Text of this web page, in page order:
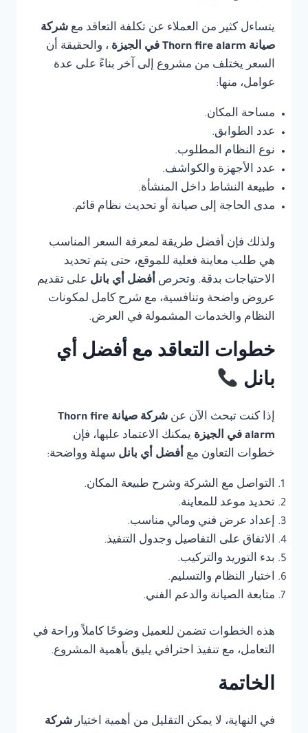
يتساءل كثير من العملاء عن تكلفة التعاقد مع شركة
صيانة Thorn fire alarm في الجيزة
، والحقيقة أن
السعر يختلف من مشروع إلى آخر بناءً على عدة
عوامل، منها:
مساحة المكان.
عدد الطوابق.
نوع النظام المطلوب.
عدد الأجهزة والكواشف.
طبيعة النشاط داخل المنشأة.
مدى الحاجة إلى صيانة أو تحديث نظام قائم.
ولذلك فإن أفضل طريقة لمعرفة السعر المناسب
هي طلب معاينة فعلية للموقع، حتى يتم تحديد
الاحتياجات بدقة. وتحرص أفضل أي بانل على تقديم
عروض واضحة وتنافسية، مع شرح كامل لمكونات
النظام والخدمات المشمولة في العرض.
خطوات التعاقد مع أفضل أي
بانل
إذا كنت تبحث الآن عن
شركة صيانة Thorn fire
alarm في الجيزة
يمكنك الاعتماد عليها، فإن
خطوات التعاون مع أفضل أي بانل سهلة وواضحة:
التواصل مع الشركة وشرح طبيعة المكان.
تحديد موعد للمعاينة.
إعداد عرض فني ومالي مناسب.
الاتفاق على التفاصيل وجدول التنفيذ.
بدء التوريد والتركيب.
اختبار النظام والتسليم.
متابعة الصيانة والدعم الفني.
هذه الخطوات تضمن للعميل وضوحًا كاملاً وراحة في
التعامل، مع تنفيذ احترافي يليق بأهمية المشروع.
الخاتمة
في النهاية، لا يمكن التقليل من أهمية اختيار شركة